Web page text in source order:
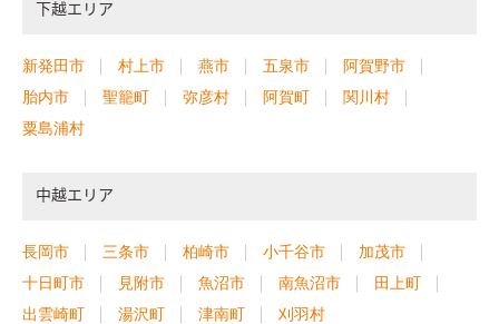
下越エリア
新発田市 村上市 燕市 五泉市
阿賀野市
胎内市
聖籠町 弥彦村 阿賀町
関川村
粟島浦村
中越エリア
長岡市 三条市 柏崎市 小千谷市
加茂市
十日町市
見附市 魚沼市 南魚沼市
田上町
出雲崎町
湯沢町 津南町 刈羽村